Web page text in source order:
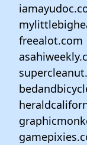
freealot.com